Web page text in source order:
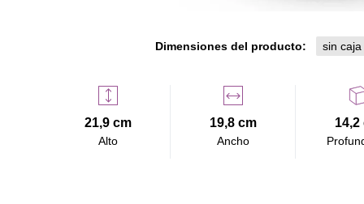
Dimensiones del producto: sin caja
21,9 cm
Alto
19,8 cm
Ancho
14,2